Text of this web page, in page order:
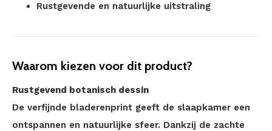
Rustgevende en natuurlijke uitstraling
Waarom kiezen voor dit product?
Rustgevend botanisch dessin
De verfijnde bladerenprint geeft de slaapkamer een
ontspannen en natuurlijke sfeer. Dankzij de zachte